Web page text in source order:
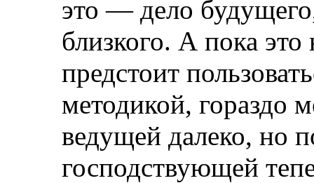
это — дело
близкого. А пока
предстоит
методикой, гораздо
ведущей далеко, но
господствующей